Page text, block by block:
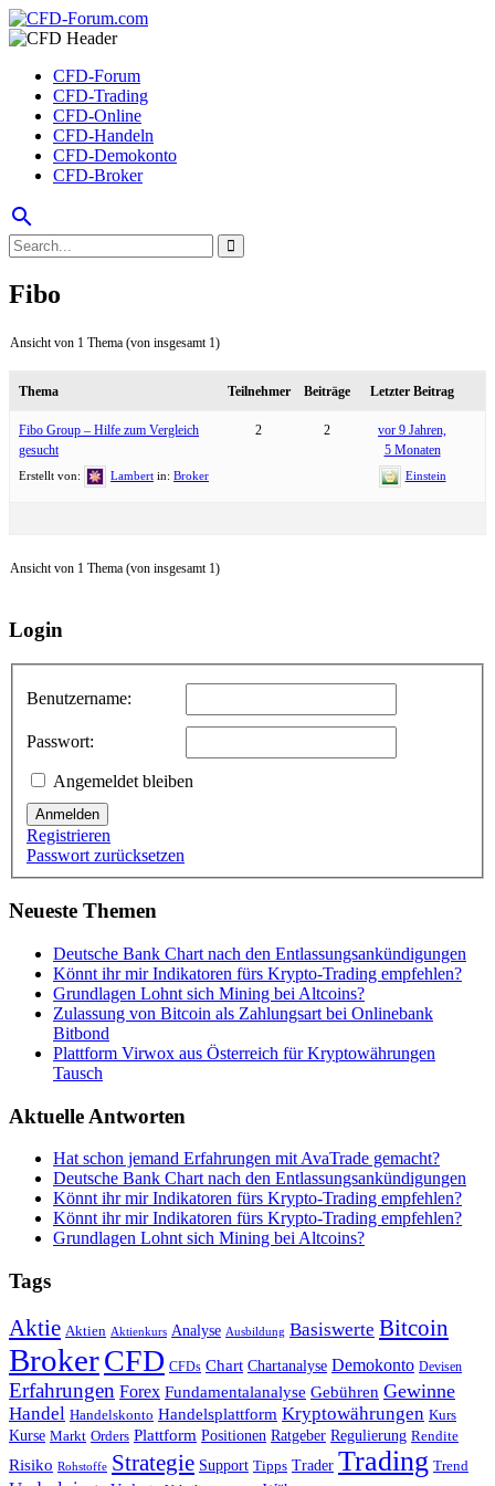
CFD-Forum
CFD-Trading
CFD-Online
CFD-Handeln
CFD-Demokonto
CFD-Broker
search
Fibo
Ansicht von 1 Thema (von insgesamt 1)
Thema Teilnehmer Beiträge Letzter Beitrag
Fibo Group – Hilfe zum Vergleich
gesucht
Erstellt von: Lambert in: Broker
2 2
vor 9 Jahren,
5 Monaten
Einstein
Ansicht von 1 Thema (von insgesamt 1)
Login
Benutzername:
Passwort:
Angemeldet bleiben
Anmelden
Registrieren
Passwort zurücksetzen
Neueste Themen
Deutsche Bank Chart nach den Entlassungsankündigungen
Könnt ihr mir Indikatoren fürs Krypto-Trading empfehlen?
Grundlagen Lohnt sich Mining bei Altcoins?
Zulassung von Bitcoin als Zahlungsart bei Onlinebank
Bitbond
Plattform Virwox aus Österreich für Kryptowährungen
Tausch
Aktuelle Antworten
Hat schon jemand Erfahrungen mit AvaTrade gemacht?
Deutsche Bank Chart nach den Entlassungsankündigungen
Könnt ihr mir Indikatoren fürs Krypto-Trading empfehlen?
Könnt ihr mir Indikatoren fürs Krypto-Trading empfehlen?
Grundlagen Lohnt sich Mining bei Altcoins?
Tags
Aktie Aktien Aktienkurs Analyse Ausbildung Basiswerte Bitcoin
BrokerCFD CFDs Chart Chartanalyse Demokonto Devisen
Erfahrungen Forex Fundamentalanalyse Gebühren Gewinne
Handel Handelskonto Handelsplattform Kryptowährungen Kurs
Kurse Markt Orders Plattform Positionen Ratgeber Regulierung Rendite
Risiko Rohstoffe Strategie Support Tipps Trader Trading Trend